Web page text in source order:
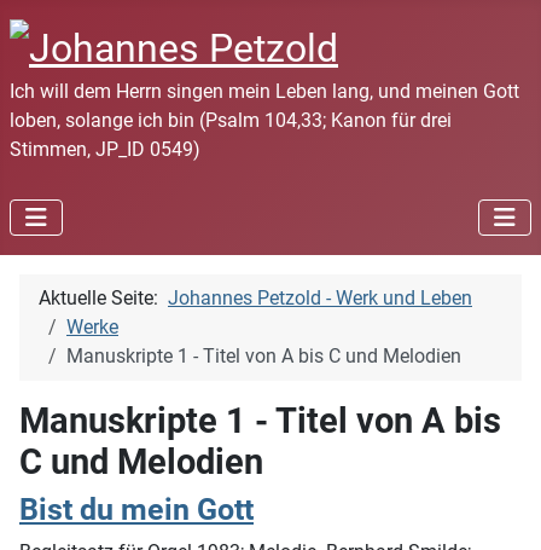
Ich will dem Herrn singen mein Leben lang, und meinen Gott
loben, solange ich bin (Psalm 104,33; Kanon für drei
Stimmen, JP_ID 0549)
Aktuelle Seite: Johannes Petzold - Werk und Leben
Werke
Manuskripte 1 - Titel von A bis C und Melodien
Manuskripte 1 - Titel von A bis
C und Melodien
Bist du mein Gott